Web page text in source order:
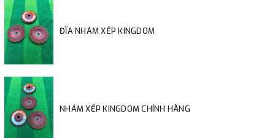
ĐĨA NHÁM XẾP KINGDOM
NHÁM XẾP KINGDOM CHÍNH HÃNG